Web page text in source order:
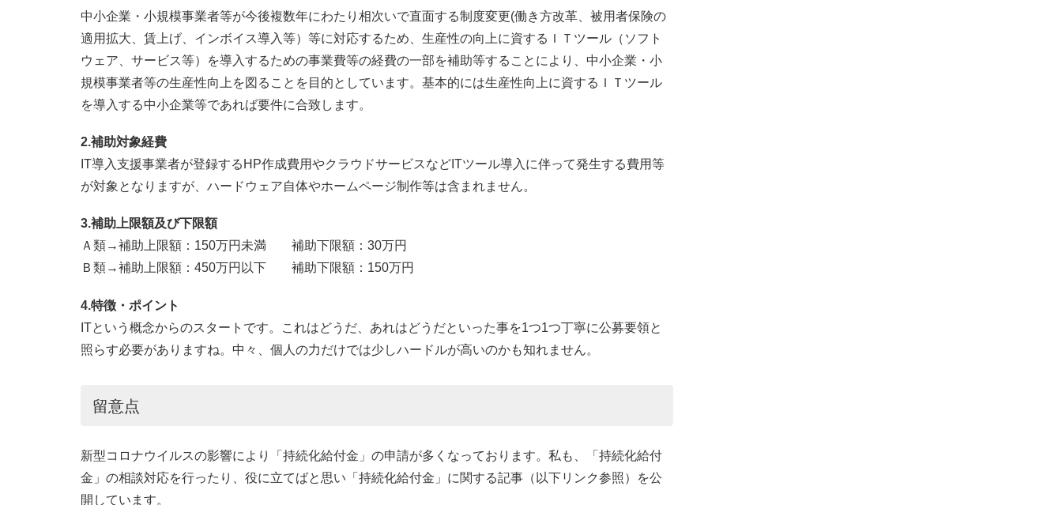
中小企業・小規模事業者等が今後複数年にわたり相次いで直面する制度変更(働き方改革、被用者保険の
適用拡大、賃上げ、インボイス導入等）等に対応するため、生産性の向上に資するＩＴツール（ソフト
ウェア、サービス等）を導入するための事業費等の経費の一部を補助等することにより、中小企業・小
規模事業者等の生産性向上を図ることを目的としています。基本的には生産性向上に資するＩＴツール
を導入する中小企業等であれば要件に合致します。
2.補助対象経費
IT導入支援事業者が登録するHP作成費用やクラウドサービスなどITツール導入に伴って発生する費用等
が対象となりますが、ハードウェア自体やホームページ制作等は含まれません。
3.補助上限額及び下限額
Ａ類→補助上限額：150万円未満 補助下限額：30万円
Ｂ類→補助上限額：450万円以下 補助下限額：150万円
4.特徴・ポイント
ITという概念からのスタートです。これはどうだ、あれはどうだといった事を1つ1つ丁寧に公募要領と
照らす必要がありますね。中々、個人の力だけでは少しハードルが高いのかも知れません。
留意点
新型コロナウイルスの影響により「持続化給付金」の申請が多くなっております。私も、「持続化給付
金」の相談対応を行ったり、役に立てばと思い「持続化給付金」に関する記事（以下リンク参照）を公
開しています。